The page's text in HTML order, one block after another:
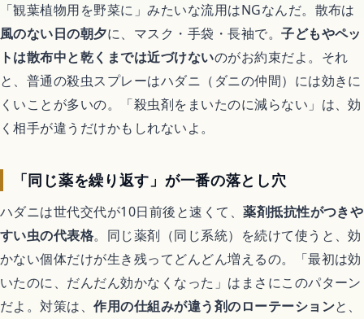
「観葉植物用を野菜に」みたいな流用はNGなんだ。散布は
風のない日の朝夕に、マスク・手袋・長袖で。子どもやペッ
トは散布中と乾くまでは近づけないのがお約束だよ。それ
と、普通の殺虫スプレーはハダニ（ダニの仲間）には効きに
くいことが多いの。「殺虫剤をまいたのに減らない」は、効
く相手が違うだけかもしれないよ。
「同じ薬を繰り返す」が一番の落とし穴
ハダニは世代交代が10日前後と速くて、薬剤抵抗性がつきや
すい虫の代表格。同じ薬剤（同じ系統）を続けて使うと、効
かない個体だけが生き残ってどんどん増えるの。「最初は効
いたのに、だんだん効かなくなった」はまさにこのパターン
だよ。対策は、作用の仕組みが違う剤のローテーションと、